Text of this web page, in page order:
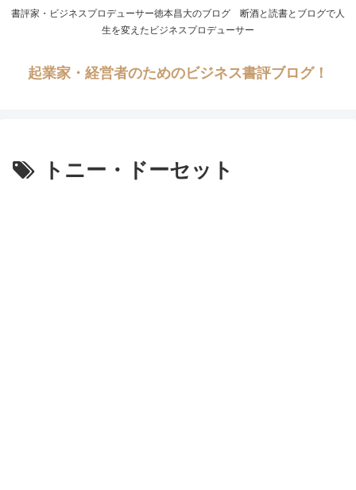
書評家・ビジネスプロデューサー徳本昌大のブログ 断酒と読書とブログで人
生を変えたビジネスプロデューサー
起業家・経営者のためのビジネス書評ブログ！
トニー・ドーセット